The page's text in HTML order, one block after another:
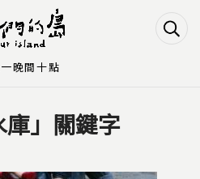
Navigation
Main content
庫」關鍵字
晚間十點